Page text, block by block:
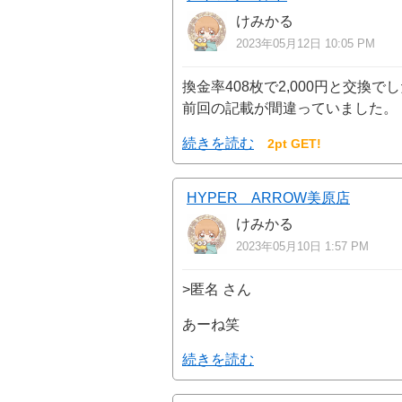
けみかる
2023年05月12日 10:05 PM
換金率408枚で2,000円と交換で
前回の記載が間違っていました。
続きを読む 2pt GET!
HYPER ARROW美原店
けみかる
2023年05月10日 1:57 PM
>匿名 さん
あーね笑
続きを読む